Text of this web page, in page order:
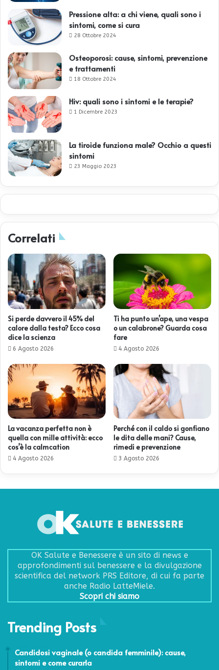
Pressione alta: a chi viene, quali sono i
sintomi, come si cura
28 Ottobre 2024
Osteoporosi: cause, sintomi, prevenzione
e trattamenti
18 Ottobre 2024
Hiv: quali sono i sintomi e le terapie?
1 Dicembre 2023
La tiroide funziona male? Occhio a questi
sintomi
23 Maggio 2023
Correlati
Si perde davvero il 45% del
calore dalla testa? Ecco cosa
dice la scienza
6 Agosto 2026
Ti ha punto un’ape, una vespa
o un calabrone? Guarda cosa
fare
4 Agosto 2026
La vacanza perfetta non è
quella con mille attività: ecco
cos’è la calmcation
4 Agosto 2026
Perché con il caldo si gonfiano
le dita delle mani? Cause,
rimedi e prevenzione
3 Agosto 2026
OK Salute e Benessere è un sito di news e
approfondimenti sul benessere e la divulgazione
scientifica del network PRS Editore, di cui fa parte
anche Radio LatteMiele.
Scopri chi siamo
Trending Posts
Candidosi vaginale (o candida femminile): cause,
sintomi e come curarla